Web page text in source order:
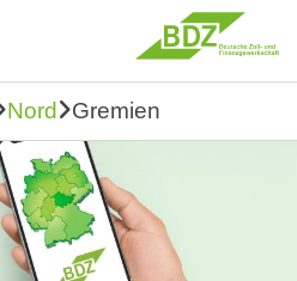
Nord Gremien